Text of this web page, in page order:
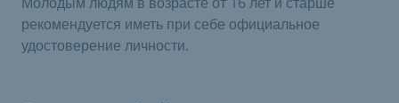
рекомендуется иметь при себе официальное
удостоверение личности.